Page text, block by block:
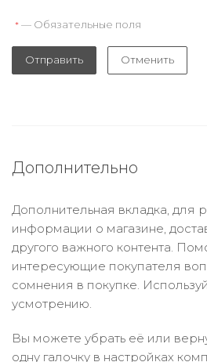
* — Обязательные поля
Отправить Отменить
Дополнительно
Дополнительная вкладка, для
информации о магазине,
другого важного контента.
интересующие покупателя
сомнения в покупке.
усмотрению.
Вы можете убрать её или
одну галочку в настройках